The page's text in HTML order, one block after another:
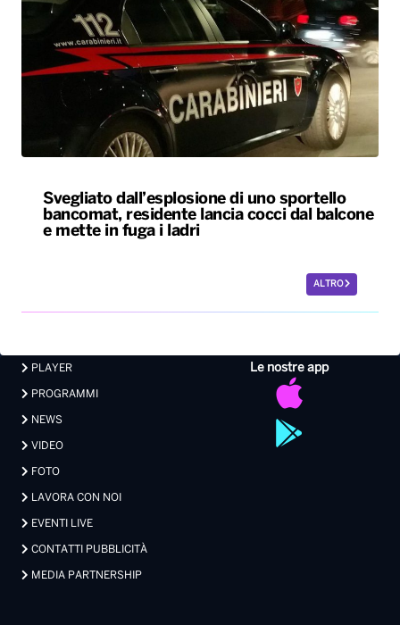
Svegliato dall’esplosione di uno sportello
bancomat, residente lancia cocci dal balcone
e mette in fuga i ladri
ALTRO
Le nostre app
PLAYER
PROGRAMMI
NEWS
VIDEO
FOTO
LAVORA CON NOI
EVENTI LIVE
CONTATTI PUBBLICITÀ
MEDIA PARTNERSHIP